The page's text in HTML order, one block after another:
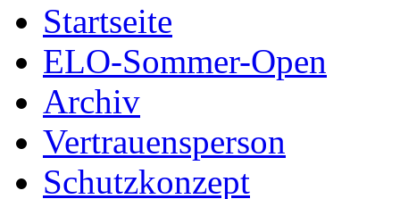
Startseite
ELO-Sommer-Open
Archiv
Vertrauensperson
Schutzkonzept